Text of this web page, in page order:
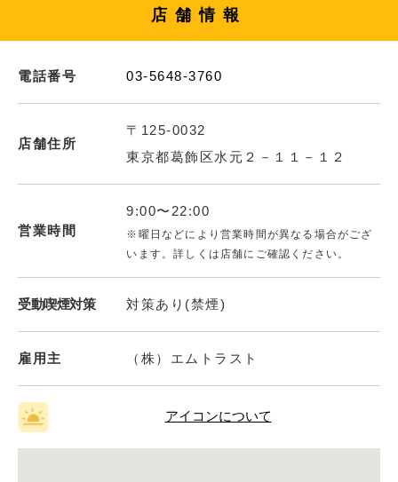
店舗情報
電話番号 03-5648-3760
店舗住所
〒125-0032
東京都葛飾区水元２－１１－１２
営業時間
9:00〜22:00
※曜日などにより営業時間が異なる場合がござ
います。詳しくは店舗にご確認ください。
受動喫煙対策 対策あり(禁煙)
雇用主 （株）エムトラスト
アイコンについて